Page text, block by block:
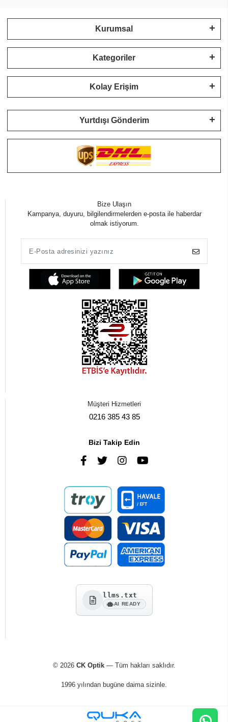
Kurumsal
Kategoriler
Kolay Erişim
Yurtdışı Gönderim
Bize Ulaşın
Kampanya, duyuru, bilgilendirmelerden e-posta ile haberdar
olmak istiyorum.
Müşteri Hizmetleri
0216 385 43 85
Bizi Takip Edin
llms.txt
AI READY
© 2026 CK Optik— Tüm hakları saklıdır.
1996 yılından bugüne daima sizinle.